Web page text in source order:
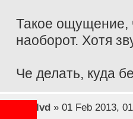
Такое ощущение,
наоборот. Хотя
Че делать, куда
lvd» 01 Feb 2013,